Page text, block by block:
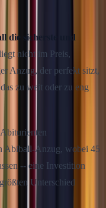
die sicherste und
nicht im Preis,
Anzug, der perfekt sitzt,
zu weit oder zu eng
Abiball-Anzug, wobei 45
-- eine Investition
Unterschied